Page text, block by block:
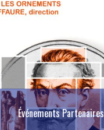
Événements Partenaires